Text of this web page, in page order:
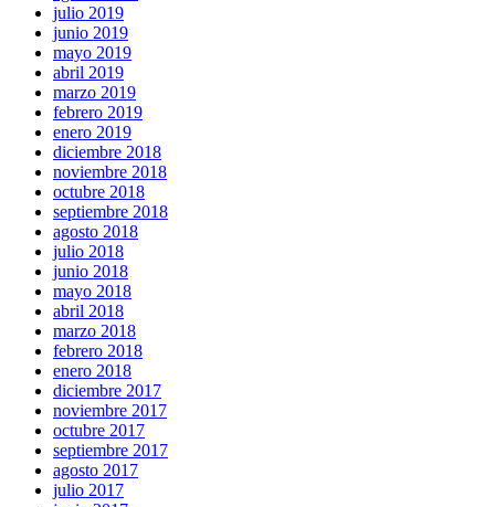
julio 2019
junio 2019
mayo 2019
abril 2019
marzo 2019
febrero 2019
enero 2019
diciembre 2018
noviembre 2018
octubre 2018
septiembre 2018
agosto 2018
julio 2018
junio 2018
mayo 2018
abril 2018
marzo 2018
febrero 2018
enero 2018
diciembre 2017
noviembre 2017
octubre 2017
septiembre 2017
agosto 2017
julio 2017